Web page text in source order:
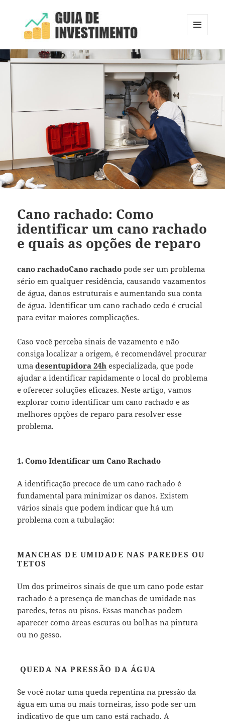
Guia de Investimento
E
WIDGETS
Cano rachado: Como
identificar um cano rachado
e quais as opções de reparo
cano rachadoCano rachado pode ser um problema
sério em qualquer residência, causando vazamentos
de água, danos estruturais e aumentando sua conta
de água. Identificar um cano rachado cedo é crucial
para evitar maiores complicações.
Caso você perceba sinais de vazamento e não
consiga localizar a origem, é recomendável procurar
umadesentupidora 24h especializada, que pode
ajudar a identificar rapidamente o local do problema
e oferecer soluções eficazes. Neste artigo, vamos
explorar como identificar um cano rachado e as
melhores opções de reparo para resolver esse
problema.
1. Como Identificar um Cano Rachado
A identificação precoce de um cano rachado é
fundamental para minimizar os danos. Existem
vários sinais que podem indicar que há um
problema com a tubulação:
MANCHAS DE UMIDADE NAS PAREDES OU
TETOS
Um dos primeiros sinais de que um cano pode estar
rachado é a presença de manchas de umidade nas
paredes, tetos ou pisos. Essas manchas podem
aparecer como áreas escuras ou bolhas na pintura
ou no gesso.
QUEDA NA PRESSÃO DA ÁGUA
Se você notar uma queda repentina na pressão da
água em uma ou mais torneiras, isso pode ser um
indicativo de que um cano está rachado. A